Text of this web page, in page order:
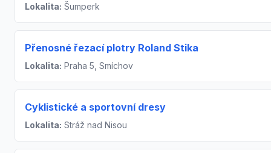
Lokalita: Šumperk
Přenosné řezací plotry Roland Stika
Lokalita: Praha 5, Smíchov
Cyklistické a sportovní dresy
Lokalita: Stráž nad Nisou